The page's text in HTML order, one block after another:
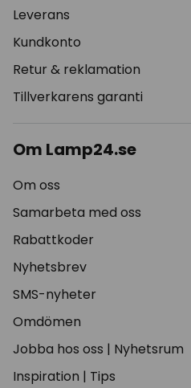
Leverans
Kundkonto
Retur & reklamation
Tillverkarens garanti
Om Lamp24.se
Om oss
Samarbeta med oss
Rabattkoder
Nyhetsbrev
SMS-nyheter
Omdömen
Jobba hos oss | Nyhetsrum
Inspiration | Tips